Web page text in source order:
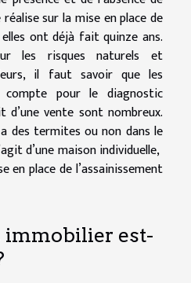
réalise sur la mise en place de
ont déjà fait quinze ans.
les risques naturels et
il faut savoir que les
pour le diagnostic
d’une vente sont nombreux.
des termites ou non dans le
d’une maison individuelle,
en place de l’assainissement
immobilier est-